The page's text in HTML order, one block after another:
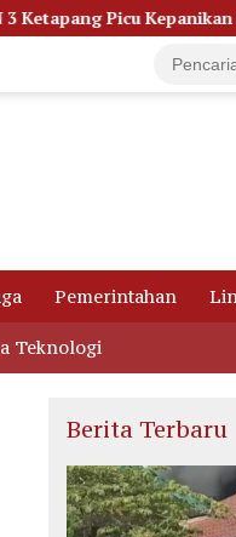
Siswa Dugaan
Pemerintahan
Teknologi
Berita Terbaru